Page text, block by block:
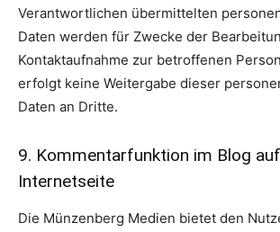
Verantwortlichen übermittelten
Daten werden für Zwecke der
Kontaktaufnahme zur betroffenen
erfolgt keine Weitergabe dieser
Daten an Dritte.
9. Kommentarfunktion im Blog
Internetseite
Die Münzenberg Medien bietet den